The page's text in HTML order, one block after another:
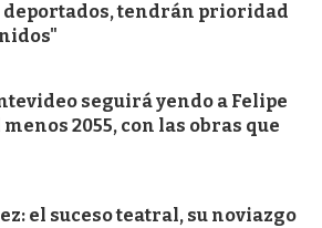
deportados, tendrán prioridad
seguirá yendo a Felipe
2055, con las obras que
el suceso teatral, su noviazgo